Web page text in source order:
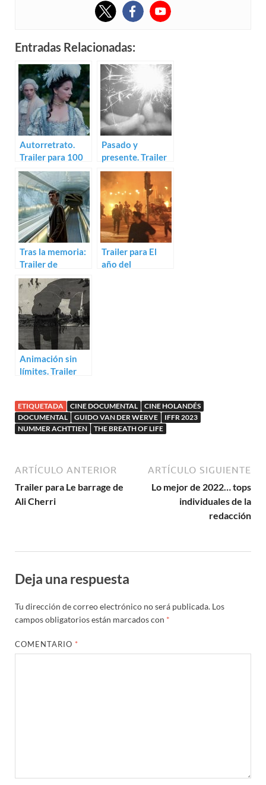
Entradas Relacionadas:
Autorretrato.
Trailer para 100
årstider
Pasado y
presente. Trailer
para three sparks
Tras la memoria:
Trailer de
History’s Future
Trailer para El
año del
Animación sin
límites. Trailer
ETIQUETADA CINE DOCUMENTAL
CINE HOLANDÉS
DOCUMENTAL
GUIDO VAN DER WERVE
IFFR 2023
NUMMER ACHTTIEN
THE BREATH OF LIFE
ARTÍCULO ANTERIOR
Trailer para Le barrage de
Ali Cherri
ARTÍCULO SIGUIENTE
Lo mejor de 2022… tops
individuales de la
redacción
Deja una respuesta
Tu dirección de correo electrónico no será publicada. Los
campos obligatorios están marcados con *
COMENTARIO *